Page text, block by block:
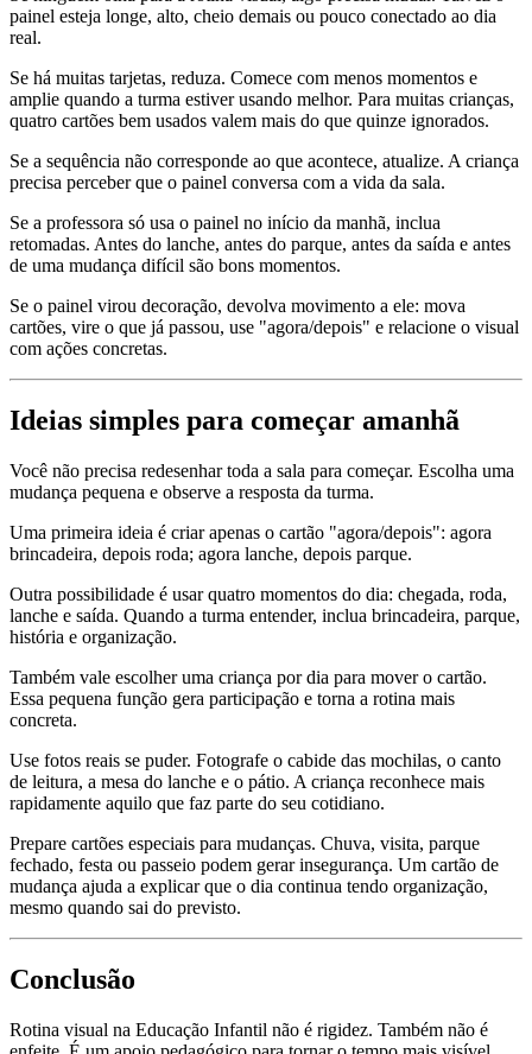
painel esteja longe, alto, cheio demais ou pouco conectado ao dia
real.
Se há muitas tarjetas, reduza. Comece com menos momentos e
amplie quando a turma estiver usando melhor. Para muitas crianças,
quatro cartões bem usados valem mais do que quinze ignorados.
Se a sequência não corresponde ao que acontece, atualize. A criança
precisa perceber que o painel conversa com a vida da sala.
Se a professora só usa o painel no início da manhã, inclua
retomadas. Antes do lanche, antes do parque, antes da saída e antes
de uma mudança difícil são bons momentos.
Se o painel virou decoração, devolva movimento a ele: mova
cartões, vire o que já passou, use "agora/depois" e relacione o visual
com ações concretas.
Ideias simples para começar amanhã
Você não precisa redesenhar toda a sala para começar. Escolha uma
mudança pequena e observe a resposta da turma.
Uma primeira ideia é criar apenas o cartão "agora/depois": agora
brincadeira, depois roda; agora lanche, depois parque.
Outra possibilidade é usar quatro momentos do dia: chegada, roda,
lanche e saída. Quando a turma entender, inclua brincadeira, parque,
história e organização.
Também vale escolher uma criança por dia para mover o cartão.
Essa pequena função gera participação e torna a rotina mais
concreta.
Use fotos reais se puder. Fotografe o cabide das mochilas, o canto
de leitura, a mesa do lanche e o pátio. A criança reconhece mais
rapidamente aquilo que faz parte do seu cotidiano.
Prepare cartões especiais para mudanças. Chuva, visita, parque
fechado, festa ou passeio podem gerar insegurança. Um cartão de
mudança ajuda a explicar que o dia continua tendo organização,
mesmo quando sai do previsto.
Conclusão
Rotina visual na Educação Infantil não é rigidez. Também não é